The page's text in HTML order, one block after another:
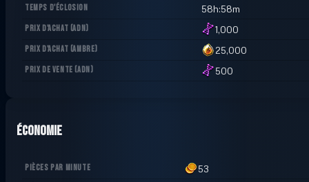
TEMPS D'ÉCLOSION 58h:58m
PRIX D'ACHAT (ADN) 1,000
PRIX D'ACHAT (AMBRE) 25,000
PRIX DE VENTE (ADN) 500
Économie
PIÈCES PAR MINUTE 53